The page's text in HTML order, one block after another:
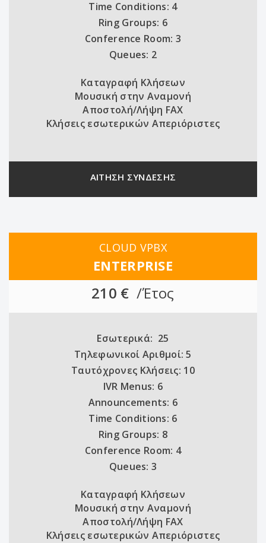
Time Conditions: 4
Ring Groups: 6
Conference Room: 3
Queues: 2
Καταγραφή Κλήσεων
Μουσική στην Αναμονή
Αποστολή/Λήψη FAX
Κλήσεις εσωτερικών Απεριόριστες
ΑΙΤΗΣΗ ΣΥΝΔΕΣΗΣ
CLOUD VPBX
ENTERPRISE
210 €/Έτος
Εσωτερικά: 25
Τηλεφωνικοί Αριθμοί: 5
Ταυτόχρονες Κλήσεις: 10
IVR Menus: 6
Announcements: 6
Time Conditions: 6
Ring Groups: 8
Conference Room: 4
Queues: 3
Καταγραφή Κλήσεων
Μουσική στην Αναμονή
Αποστολή/Λήψη FAX
Κλήσεις εσωτερικών Απεριόριστες